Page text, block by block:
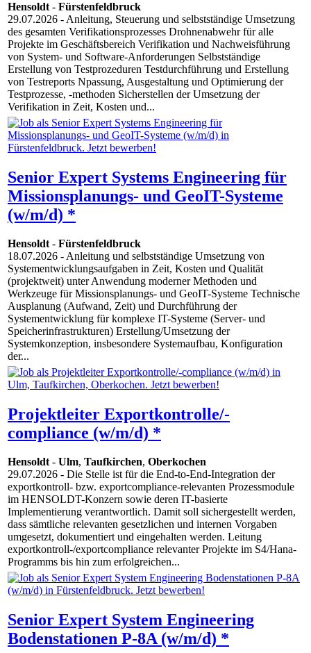
Hensoldt- Fürstenfeldbruck
29.07.2026 - Anleitung, Steuerung und selbstständige Umsetzung
des gesamten Verifikationsprozesses Drohnenabwehr für alle
Projekte im Geschäftsbereich Verifikation und Nachweisführung
von System- und Software-Anforderungen Selbstständige
Erstellung von Testprozeduren Testdurchführung und Erstellung
von Testreports Npassung, Ausgestaltung und Optimierung der
Testprozesse, -methoden Sicherstellen der Umsetzung der
Verifikation in Zeit, Kosten und...
Senior Expert Systems Engineering für
Missionsplanungs- und GeoIT-Systeme
(w/m/d) *
Hensoldt- Fürstenfeldbruck
18.07.2026 - Anleitung und selbstständige Umsetzung von
Systementwicklungsaufgaben in Zeit, Kosten und Qualität
(projektweit) unter Anwendung moderner Methoden und
Werkzeuge für Missionsplanungs- und GeoIT-Systeme Technische
Ausplanung (Aufwand, Zeit) und Durchführung der
Systementwicklung für komplexe IT-Systeme (Server- und
Speicherinfrastrukturen) Erstellung/Umsetzung der
Systemkonzeption, insbesondere Systemaufbau, Konfiguration
der...
Projektleiter Exportkontrolle/-
compliance (w/m/d) *
Hensoldt- Ulm, Taufkirchen, Oberkochen
29.07.2026 - Die Stelle ist für die End-to-End-Integration der
exportkontroll- bzw. exportcompliance-relevanten Prozessmodule
im HENSOLDT-Konzern sowie deren IT-basierte
Implementierung verantwortlich. Damit soll sichergestellt werden,
dass sämtliche relevanten gesetzlichen und internen Vorgaben
umgesetzt, dokumentiert und eingehalten werden. Leitung
exportkontroll-/exportcompliance relevanter Projekte im S4/Hana-
Programms bis hin zum erfolgreichen...
Senior Expert System Engineering
Bodenstationen P-8A (w/m/d) *